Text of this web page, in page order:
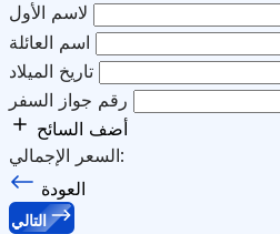
لاسم الأول
اسم العائلة
تاريخ الميلاد
رقم جواز السفر
أضف السائح
السعر الإجمالي:
العودة
التالي